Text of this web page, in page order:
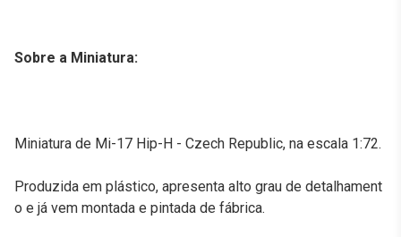
Sobre a Miniatura:
Miniatura de Mi-17 Hip-H - Czech Republic, na escala 1:72.
Produzida em plástico, apresenta alto grau de detalhament
o e já vem montada e pintada de fábrica.